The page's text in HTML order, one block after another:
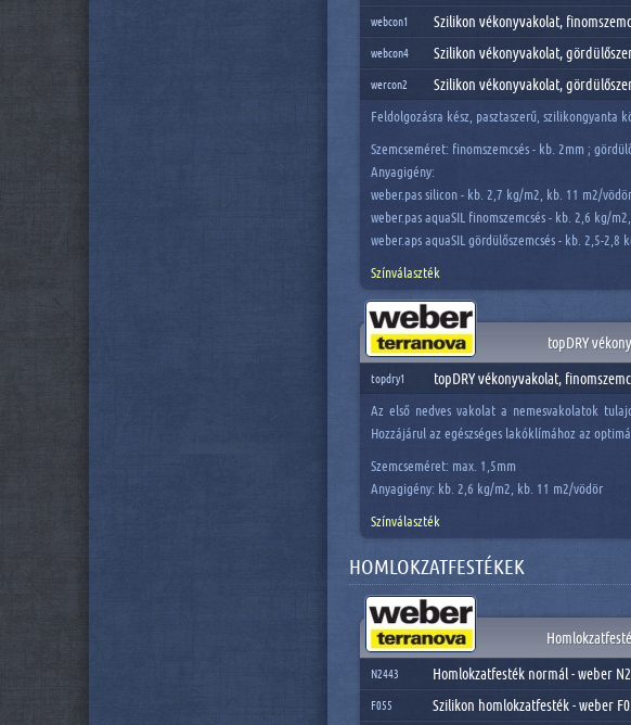
webcon1 Szilikon vékonyvakolat,
webcon4 Szilikon vékonyvakolat,
wercon2 Szilikon vékonyvakolat,
Feldolgozásra kész, pasztaszerű,
Szemcseméret: finomszemcsés - kb. 2mm ;
Anyagigény:
weber.pas silicon - kb. 2,7 kg/m2, kb. 11 m2/vödör
weber.pas aquaSIL finomszemcsés - kb. 2,6 kg/
weber.aps aquaSIL gördülőszemcsés - kb. 2,5-
Színválaszték
topDRY
topdry1 topDRY vékonyvakolat,
Az első nedves vakolat a nemesvakolatok
Hozzájárul az egészséges lakóklímához az
Szemcseméret: max. 1,5mm
Anyagigény: kb. 2,6 kg/m2, kb. 11 m2/vödör
Színválaszték
HOMLOKZATFESTÉKEK
N2443 Homlokzatfesték normál - weber
F055 Szilikon homlokzatfesték - weber